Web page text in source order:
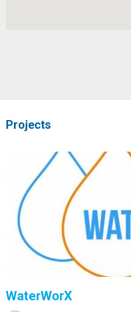
Projects
WaterWorX